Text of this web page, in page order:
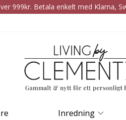
999kr. Betala enkelt med Klarna,
Inredning